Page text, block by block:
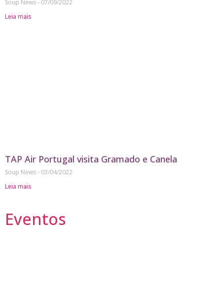
Soup News
07/09/2022
Leia mais
TAP Air Portugal visita Gramado e Canela
Soup News
03/04/2022
Leia mais
Eventos